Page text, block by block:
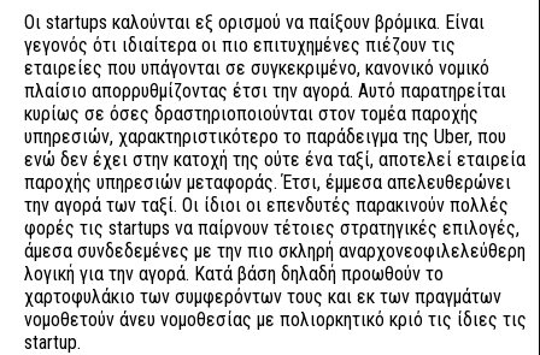
Οι startups καλούνται εξ ορισμού να παίξουν βρόμικα. Είναι
γεγονός ότι ιδιαίτερα οι πιο επιτυχημένες πιέζουν τις
εταιρείες που υπάγονται σε συγκεκριμένο, κανονικό νομικό
πλαίσιο απορρυθμίζοντας έτσι την αγορά. Αυτό παρατηρείται
κυρίως σε όσες δραστηριοποιούνται στον τομέα παροχής
υπηρεσιών, χαρακτηριστικότερο το παράδειγμα της Uber, που
ενώ δεν έχει στην κατοχή της ούτε ένα ταξί, αποτελεί εταιρεία
παροχής υπηρεσιών μεταφοράς. Έτσι, έμμεσα απελευθερώνει
την αγορά των ταξί. Οι ίδιοι οι επενδυτές παρακινούν πολλές
φορές τις startups να παίρνουν τέτοιες στρατηγικές επιλογές,
άμεσα συνδεδεμένες με την πιο σκληρή αναρχονεοφιλελεύθερη
λογική για την αγορά. Κατά βάση δηλαδή προωθούν το
χαρτοφυλάκιο των συμφερόντων τους και εκ των πραγμάτων
νομοθετούν άνευ νομοθεσίας με πολιορκητικό κριό τις ίδιες τις
startup.